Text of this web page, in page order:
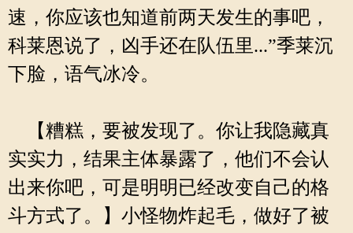
速，你应该也知道前两天发生的事吧，
科莱恩说了，凶手还在队伍里...”季莱沉
下脸，语气冰冷。
【糟糕，要被发现了。你让我隐藏真
实实力，结果主体暴露了，他们不会认
出来你吧，可是明明已经改变自己的格
斗方式了。】小怪物炸起毛，做好了被